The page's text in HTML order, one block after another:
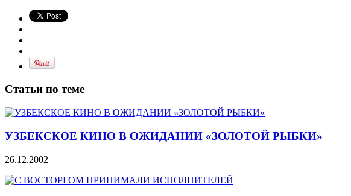
Статьи по теме
УЗБЕКСКОЕ КИНО В ОЖИДАНИИ «ЗОЛОТОЙ РЫБКИ»
26.12.2002